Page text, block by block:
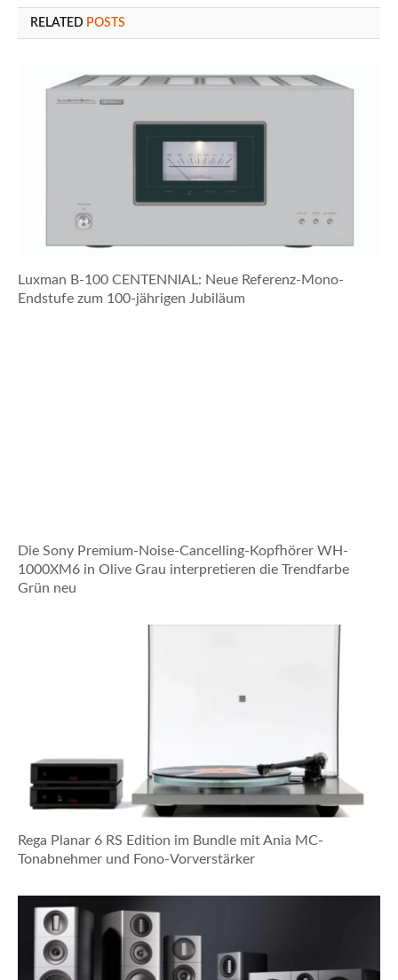
RELATED POSTS
Luxman B-100 CENTENNIAL: Neue Referenz-Mono-
Endstufe zum 100-jährigen Jubiläum
Die Sony Premium-Noise-Cancelling-Kopfhörer WH-
1000XM6 in Olive Grau interpretieren die Trendfarbe
Grün neu
Rega Planar 6 RS Edition im Bundle mit Ania MC-
Tonabnehmer und Fono-Vorverstärker